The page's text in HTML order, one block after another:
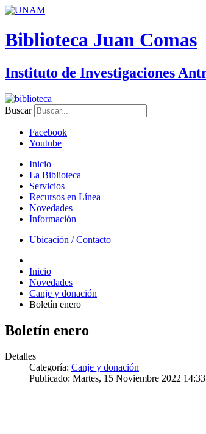
Biblioteca Juan Comas
Instituto de Investigaciones
Buscar
Facebook
Youtube
Inicio
La Biblioteca
Servicios
Recursos en Línea
Novedades
Información
Ubicación / Contacto
Inicio
Novedades
Canje y donación
Boletín enero
Boletín enero
Detalles
Categoría: Canje y donación
Publicado: Martes, 15 Noviembre 2022 14:33